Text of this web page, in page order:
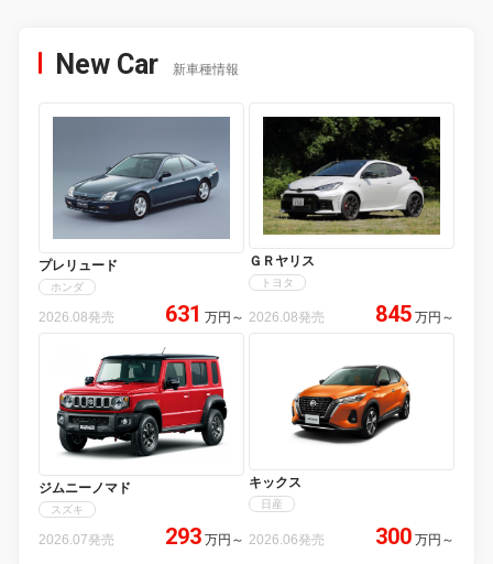
New Car 新車種情報
プレリュード
ホンダ
2026.08発売 631 万円 ～
ＧＲヤリス
トヨタ
2026.08発売 845 万円 ～
ジムニーノマド
スズキ
2026.07発売 293 万円 ～
キックス
日産
2026.06発売 300 万円 ～